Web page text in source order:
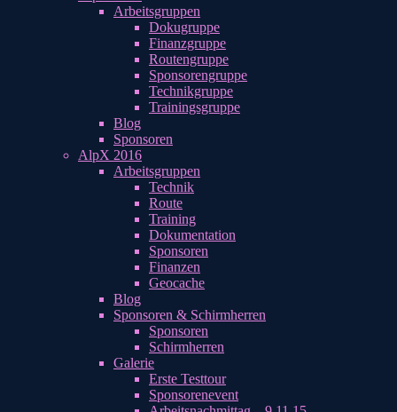
Arbeitsgruppen
Dokugruppe
Finanzgruppe
Routengruppe
Sponsorengruppe
Technikgruppe
Trainingsgruppe
Blog
Sponsoren
AlpX 2016
Arbeitsgruppen
Technik
Route
Training
Dokumentation
Sponsoren
Finanzen
Geocache
Blog
Sponsoren & Schirmherren
Sponsoren
Schirmherren
Galerie
Erste Testtour
Sponsorenevent